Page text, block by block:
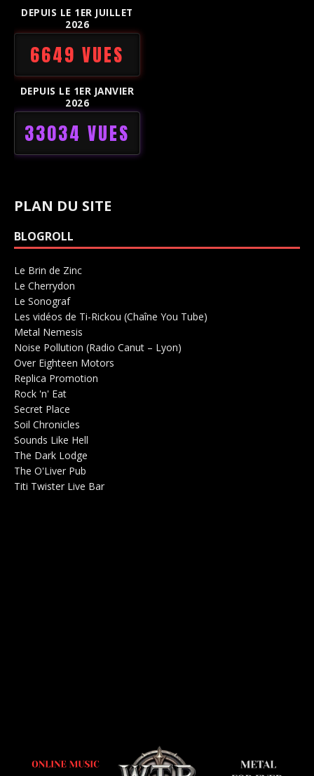
DEPUIS LE 1ER JUILLET
2026
6649 VUES
DEPUIS LE 1ER JANVIER
2026
33034 VUES
PLAN DU SITE
BLOGROLL
Le Brin de Zinc
Le Cherrydon
Le SonografSalle de concerts 0
Les vidéos de Ti-Rickou (Chaîne You Tube)
Metal Nemesis
Noise Pollution (Radio Canut – Lyon)
Over Eighteen Motors
Replica Promotion
Rock 'n' Eat
Secret Place
Soil Chronicles
Sounds Like Hell
The Dark Lodge
The O'Liver Pub
Titi Twister Live Bar